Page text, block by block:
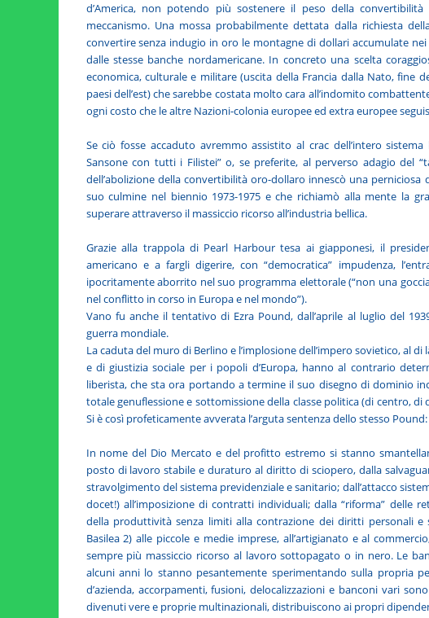
d’America, non potendo più sostenere il peso della
meccanismo. Una mossa probabilmente dettata dalla richiesta
convertire senza indugio in oro le montagne di dollari accumulate
dalle stesse banche nordamericane. In concreto una scelta
economica, culturale e militare (uscita della Francia dalla Nato, fine
paesi dell’est) che sarebbe costata molto cara all’indomito
ogni costo che le altre Nazioni-colonia europee ed extra europee
Se ciò fosse accaduto avremmo assistito al crac dell’intero
Sansone con tutti i Filistei” o, se preferite, al perverso adagio del
dell’abolizione della convertibilità oro-dollaro innescò una
suo culmine nel biennio 1973-1975 e che richiamò alla mente la
superare attraverso il massiccio ricorso all’industria bellica.
Grazie alla trappola di Pearl Harbour tesa ai giapponesi, il
americano e a fargli digerire, con “democratica” impudenza,
ipocritamente aborrito nel suo programma elettorale (“non una
nel conflitto in corso in Europa e nel mondo”).
Vano fu anche il tentativo di Ezra Pound, dall’aprile al luglio del
guerra mondiale.
La caduta del muro di Berlino e l’implosione dell’impero sovietico, al
e di giustizia sociale per i popoli d’Europa, hanno al contrario
liberista, che sta ora portando a termine il suo disegno di dominio
totale genuflessione e sottomissione della classe politica (di centro,
Si è così profeticamente avverata l’arguta sentenza dello stesso
In nome del Dio Mercato e del profitto estremo si stanno
posto di lavoro stabile e duraturo al diritto di sciopero, dalla
stravolgimento del sistema previdenziale e sanitario; dall’attacco
docet!) all’imposizione di contratti individuali; dalla “riforma” delle
della produttività senza limiti alla contrazione dei diritti personali e
Basilea 2) alle piccole e medie imprese, all’artigianato e al
sempre più massiccio ricorso al lavoro sottopagato o in nero. Le
alcuni anni lo stanno pesantemente sperimentando sulla propria
d’azienda, accorpamenti, fusioni, delocalizzazioni e banconi vari
divenuti vere e proprie multinazionali, distribuiscono ai propri